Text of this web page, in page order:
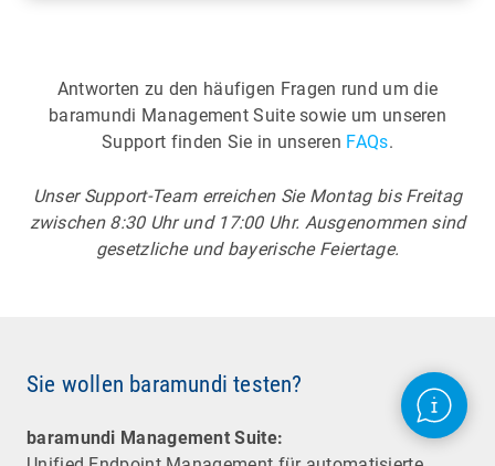
Antworten zu den häufigen Fragen rund um die
baramundi Management Suite sowie um unseren
Support finden Sie in unseren FAQs.
Unser Support-Team erreichen Sie Montag bis Freitag
zwischen 8:30 Uhr und 17:00 Uhr. Ausgenommen sind
gesetzliche und bayerische Feiertage.
Sie wollen baramundi testen?
baramundi Management Suite: